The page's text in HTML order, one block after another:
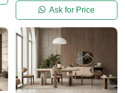
Ask for Price